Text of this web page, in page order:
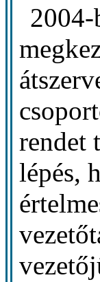
2004-
rendet
lépés,